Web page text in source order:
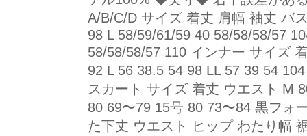
A/B/C/D サイズ 着丈 肩幅 袖丈 バ
98 L 58/59/61/59 40 58/58/58/57
58/58/58/57 110 インナー サイズ
92 L 56 38.5 54 98 LL 57 39 54
スカート サイズ 着丈 ウエスト M
80 69〜79 15号 80 73〜84 黒フォ
た下丈 ウエスト ヒップ わたり幅